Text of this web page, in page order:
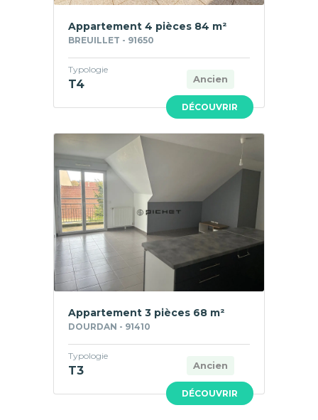
DÉCOUVRIR
Appartement 4 pièces 84 m²
BREUILLET - 91650
Ancien
Typologie
T4
DÉCOUVRIR
Appartement 3 pièces 68 m²
DOURDAN - 91410
Ancien
Typologie
T3